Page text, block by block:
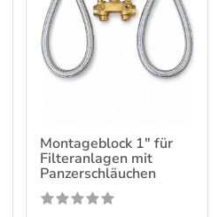
Montageblock 1" für
Filteranlagen mit
Panzerschläuchen